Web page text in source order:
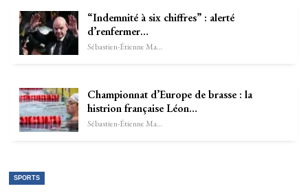
“Indemnité à six chiffres” : alerté
d’renfermer…
Sébastien-Étienne Marechal
Championnat d’Europe de brasse : la
histrion française Léon…
Sébastien-Étienne Marechal
SPORTS